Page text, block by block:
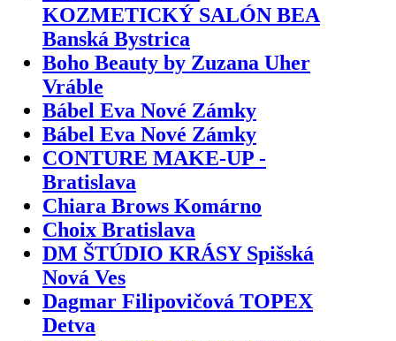
KOZMETICKÝ SALÓN BEA
Banská Bystrica
Boho Beauty by Zuzana Uher
Vráble
Bábel Eva Nové Zámky
Bábel Eva Nové Zámky
CONTURE MAKE-UP -
Bratislava
Chiara Brows Komárno
Choix Bratislava
DM ŠTÚDIO KRÁSY Spišská
Nová Ves
Dagmar Filipovičová TOPEX
Detva